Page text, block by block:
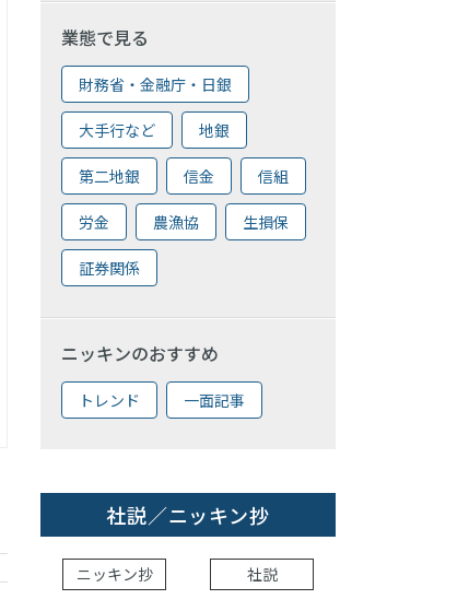
業態で見る
財務省・金融庁・日銀
大手行など 地銀
第二地銀 信金 信組
労金 農漁協 生損保
証券関係
ニッキンのおすすめ
トレンド 一面記事
社説／ニッキン抄
ニッキン抄 社説